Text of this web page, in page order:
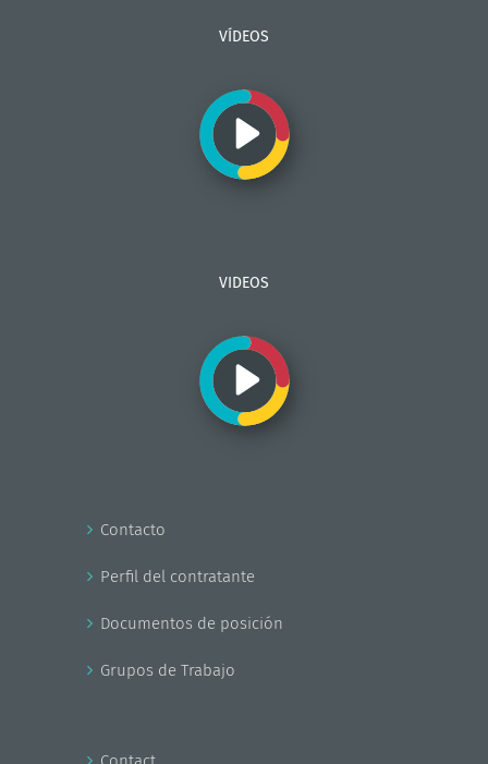
VÍDEOS
VIDEOS
Contacto
Perfil del contratante
Documentos de posición
Grupos de Trabajo